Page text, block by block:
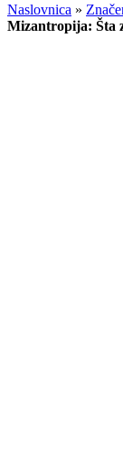
Naslovnica »
Mizantropija: Šta